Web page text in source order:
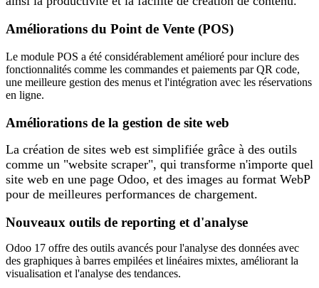
Améliorations du Point de Vente (POS)
Le module POS a été considérablement​ amélioré pour inclure des
fonctionnal​ités comme les commandes et paiements par QR code,
une meilleure gestion des menus et l'intégration avec les réservations
en ligne.​
Améliorations de la gestion de site web
La création de sites web est simplifiée grâce à des outils
comme un "website scraper", qui transforme n'importe quel
site web en une page Odoo, et des images au format WebP
pour de meilleures performances de chargement.
Nouveaux outils de reporting et d'analyse
Odoo 17 offre des outils avancés pour l'analyse des données avec
des graphiques à barres empilées et linéaires mixtes, améliorant la
visualisation et l'analyse des tendances.